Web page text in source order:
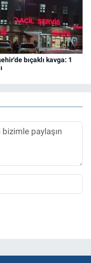
bıçaklı kavga: 1